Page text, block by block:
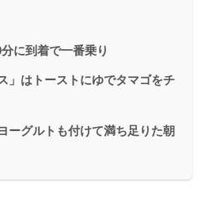
に到着で一番乗り
」はトーストにゆでタマゴをチ
ーグルトも付けて満ち足りた朝